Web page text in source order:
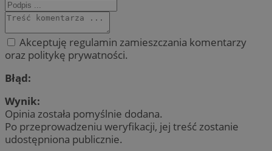
Akceptuję regulamin zamieszczania komentarzy
oraz politykę prywatności.
Błąd:
Wynik:
Opinia została pomyślnie dodana.
Po przeprowadzeniu weryfikacji, jej treść zostanie
udostępniona publicznie.